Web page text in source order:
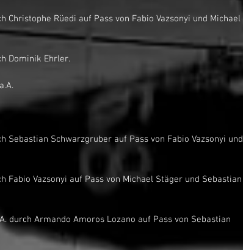
Dominik Ehrler.
I durch Sebastian Schwarzgruber auf Pass von Fabio Vazsonyi und